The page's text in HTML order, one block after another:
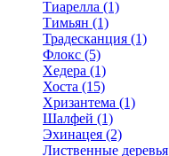
Тиарелла (1)
Тимьян (1)
Традесканция (1)
Флокс (5)
Хедера (1)
Хоста (15)
Хризантема (1)
Шалфей (1)
Эхинацея (2)
Лиственные деревья